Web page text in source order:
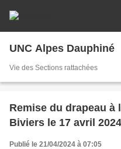
UNC Alpes Dauphiné
Vie des Sections rattachées
Remise du drapeau à
Biviers le 17 avril
Publié le 21/04/2024 à 07:05